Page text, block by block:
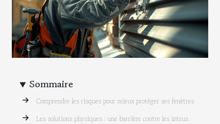
Sommaire
Comprendre les risques pour mieux protéger ses fenêtres
Les solutions physiques : une barrière contre les intrus